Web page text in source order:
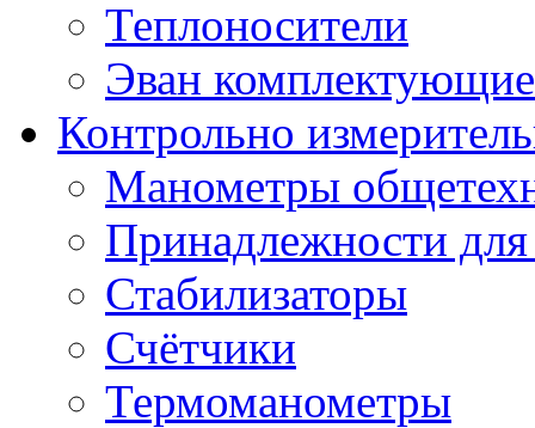
Теплоносители
Эван комплектующие
Контрольно
Манометры
Принадлежности
Стабилизаторы
Счётчики
Термоманометры